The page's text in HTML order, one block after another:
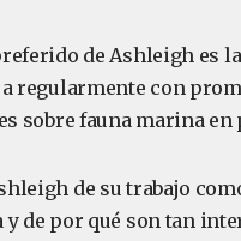
de Ashleigh es
regularmente con
sobre fauna marina en
de su trabajo
de por qué son tan